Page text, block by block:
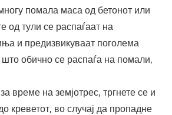
помала маса од бетонот или
од тули се распаѓаат на
и предизвикуваат поголема
што обично се распаѓа на помали,
време на земјотрес, тргнете се и
креветот, во случај да пропадне